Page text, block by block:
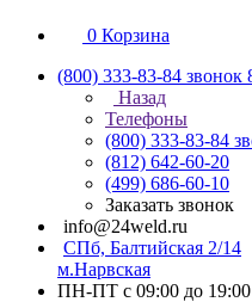
0 Корзина
(800) 333-83-84 звонок
Назад
Телефоны
(800) 333-83-84
(812) 642-60-20
(499) 686-60-10
Заказать звонок
info@24weld.ru
СПб, Балтийская 2/14
м.Нарвская
ПН-ПТ с 09:00 до 19:00